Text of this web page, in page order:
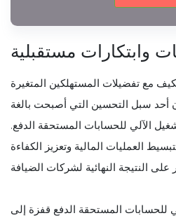
وابتكارات مستقبلية
مع تفضيلات المستهلكين المتغيرة
أحد سبل التحسين التي أصبحت بالغة
الآلي للحسابات المستحقة الدفع.
العمليات المالية وتعزيز الكفاءة
للحسابات المستحقة الدفع قفزة إلى